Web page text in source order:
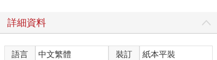
同體，而這個政治共同體在台灣公民每日持續的自主審議中獲得
說，這就是「一身独立して一国独立す（一身獨立而後有一國之
獨立）」，有獨立之民方有獨立之國。鄭南榕追求的，不是少數
聖賢豪傑締造的台灣國，而是一個一個具有獨立自主精神的台灣
人─台灣的公民全體─所共同創造的獨立自主的台灣。
詳細資料
語言 中文繁體 裝訂
紙本平裝